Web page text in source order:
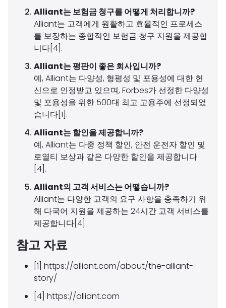
Alliant는 보험금 청구를 어떻게 처리합니까?
Alliant는 고객에게 원활하고 효율적인 프로세스
를 보장하는 종합적인 보험금 청구 지원을 제공합
니다[4].
Alliant는 평판이 좋은 회사입니까?
예, Alliant는 다양성, 형평성 및 포용성에 대한 헌
신으로 인정받고 있으며, Forbes가 선정한 다양성
및 포용성을 위한 500대 최고 고용주에 선정되었
습니다[1].
Alliant는 할인을 제공합니까?
예, Alliant는 다중 정책 할인, 안전 운전자 할인 및
로열티 보상과 같은 다양한 할인을 제공합니다
[4].
Alliant의 고객 서비스는 어떻습니까?
Alliant는 다양한 고객의 요구 사항을 충족하기 위
해 다국어 지원을 제공하는 24시간 고객 서비스를
제공합니다[4].
참고 자료
[1] https://alliant.com/about/the-alliant-
story/
[4] https://alliant.com